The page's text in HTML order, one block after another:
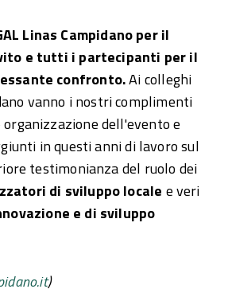
Linas Campidano per il
e tutti i partecipanti per il
confronto.Ai colleghi
vanno i nostri complimenti
dell'evento e
in questi anni di lavoro sul
testimonianza del ruolo dei
di sviluppo locale e veri
e di sviluppo
)